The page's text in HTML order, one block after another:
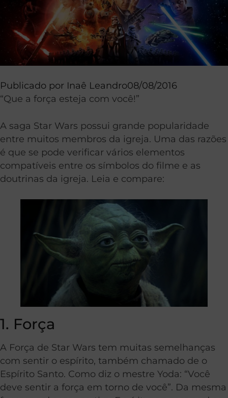
Publicado por Inaê Leandro08/08/2016
“Que a força esteja com você!”
A saga Star Wars possui grande popularidade
entre muitos membros da igreja. Uma das razões
é que se pode verificar vários elementos
compatíveis entre os símbolos do filme e as
doutrinas da igreja. Leia e compare:
1. Força
A Força de Star Wars tem muitas semelhanças
com sentir o espírito, também chamado de o
Espírito Santo. Como diz o mestre Yoda: “Você
deve sentir a força em torno de você”. Da mesma